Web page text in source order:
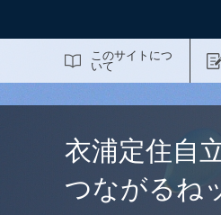
このサイトにつ
いて
衣浦定住自
つながるね